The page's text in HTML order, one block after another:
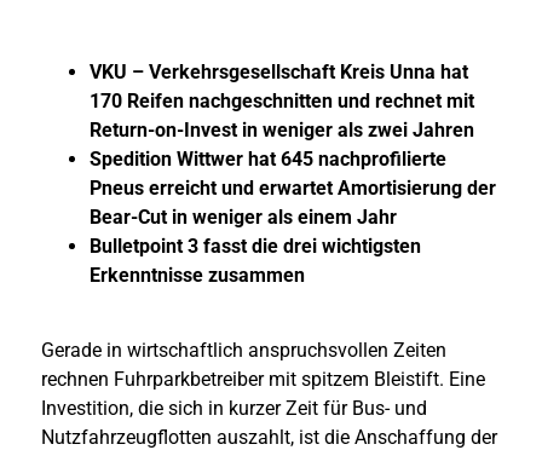
VKU – Verkehrsgesellschaft Kreis Unna hat
170 Reifen nachgeschnitten und rechnet mit
Return-on-Invest in weniger als zwei Jahren
Spedition Wittwer hat 645 nachprofilierte
Pneus erreicht und erwartet Amortisierung der
Bear-Cut in weniger als einem Jahr
Bulletpoint 3 fasst die drei wichtigsten
Erkenntnisse zusammen
Gerade in wirtschaftlich anspruchsvollen Zeiten
rechnen Fuhrparkbetreiber mit spitzem Bleistift. Eine
Investition, die sich in kurzer Zeit für Bus- und
Nutzfahrzeugflotten auszahlt, ist die Anschaffung der